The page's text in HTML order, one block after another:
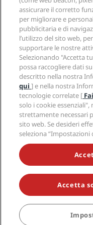
Hotel Approvati per
Hotel per famiglie
Salute e sicurezza
Opportunità di lavoro
Opportunità di lavoro in
Opportunità di lavoro
The Club by RHG
Opportunità di sviluppo
Responsible Business
Approvvigionamento
Centro sulla privacy
Note legali
Termini e condizioni di
Termini e condizioni
Accessibilità digitale
Dichiarazione sulla
Aiuto
Avvisi per i consumatori
Contatti
Domande frequenti
Mappa del sito
Social media
Marchi Radisson Hotels
NON LASCIARTI
© 2026 Radisson Hotel
Hotel Group, Radisson,
Radisson Individuals, Park
Radisson, Radisson
commerciali di Radisson
assicurare il corretto
per migliorare e
pubblicitaria e di
l’utilizzo del sito web,
supportare le nostre
Selezionando "Accetta
possa raccogliere dati
descritto nella nostra
qui] e nella nostra
tecnologie correlate [
solo i cookie
strettamente necessari
sito web. Se desideri
seleziona “Impostazioni
Accetta